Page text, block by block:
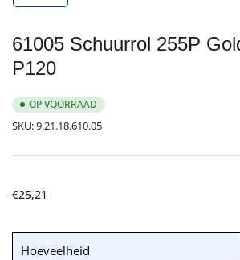
galerijweergave
61005 Schuurrol 255P
P120
OP VOORRAAD
SKU:9.21.18.610.05
Normale
€25,21
Hoeveelheid